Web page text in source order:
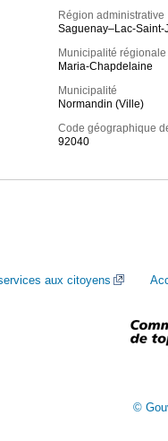
Région administrative
Saguenay–Lac-Saint-
Municipalité
Maria-Chapdelaine
Municipalité
Normandin (Ville)
Code géographique
92040
aux citoyens
©